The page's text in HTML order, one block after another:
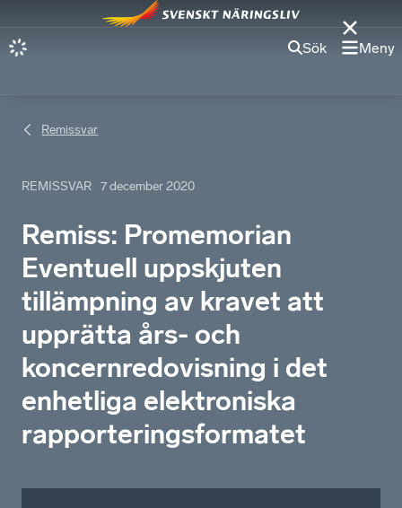
Sök Meny
Remissvar
REMISSVAR 7 december 2020
Remiss: Promemorian
Eventuell uppskjuten
tillämpning av kravet att
upprätta års- och
koncernredovisning i det
enhetliga elektroniska
rapporteringsformatet